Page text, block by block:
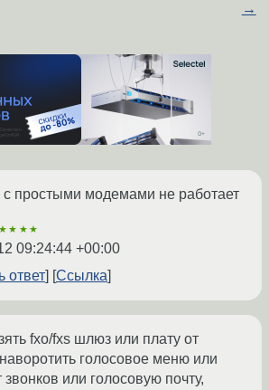
→
с простыми модемами не работает
09:24:44 +00:00
ответ
Ссылка
fxo/fxs шлюз или плату от
голосовое меню или
звонков или голосовую почту,